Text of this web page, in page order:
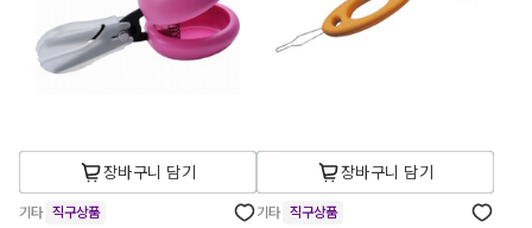
장바구니 담기
기타 직구상품
장바구니 담기
기타 직구상품